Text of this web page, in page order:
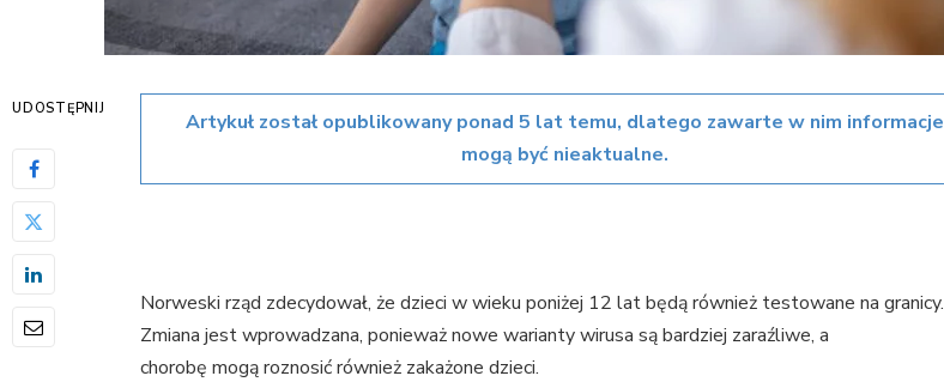
UDOSTĘPNIJ
Artykuł został opublikowany ponad 5 lat temu, dlatego zawarte w nim informacje
mogą być nieaktualne.
Norweski rząd zdecydował, że dzieci w wieku poniżej 12 lat będą również testowane na granicy.
Zmiana jest wprowadzana, ponieważ nowe warianty wirusa są bardziej zaraźliwe, a
chorobę mogą roznosić również zakażone dzieci.